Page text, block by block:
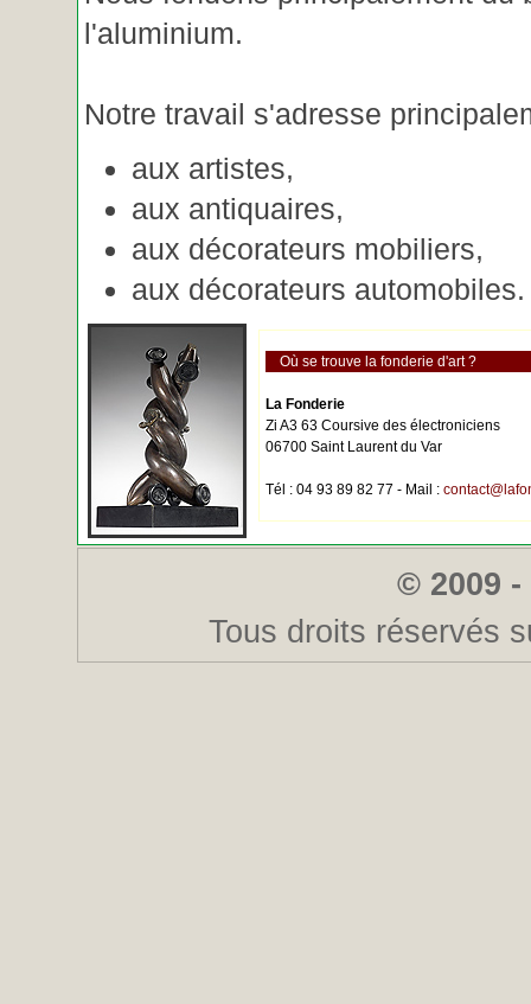
l'aluminium.
Notre travail s'adresse
aux artistes,
aux antiquaires,
aux décorateurs mobiliers,
aux décorateurs automobiles.
Où se trouve la fonderie d'art ?
La Fonderie
Zi A3 63 Coursive des électroniciens
06700 Saint Laurent du Var
Tél : 04 93 89 82 77 - Mail :
© 2009
Tous droits réservés